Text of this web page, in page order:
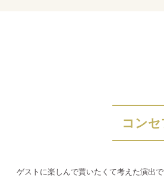
コン
ゲストに楽しんで貰いたくて考えた演出で